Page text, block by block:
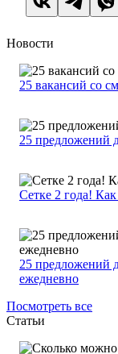
Новости
25 вакансий со
25 предложений
Сетке 2 года! Как
25 предложений
ежедневно
Посмотреть все
Статьи